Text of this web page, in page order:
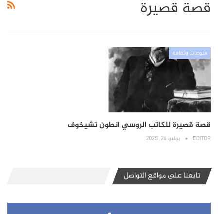
قصة قصيرة
منوعات وثقافة
قصة قصيرة للكاتب الروسي انطون تشيخوف
EDITOR يوليو 24, 2025
تابعنا على مواقع التواصل